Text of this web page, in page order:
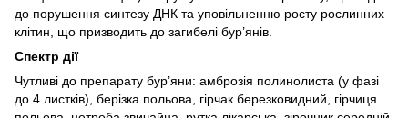
до порушення синтезу ДНК та уповільненню росту рослинних
клітин, що призводить до загибелі бур’янів.
Спектр дії
Чутливі до препарату бур’яни: амброзія полинолиста (у фазі
до 4 листків), берізка польова, гірчак березковидний, гірчиця